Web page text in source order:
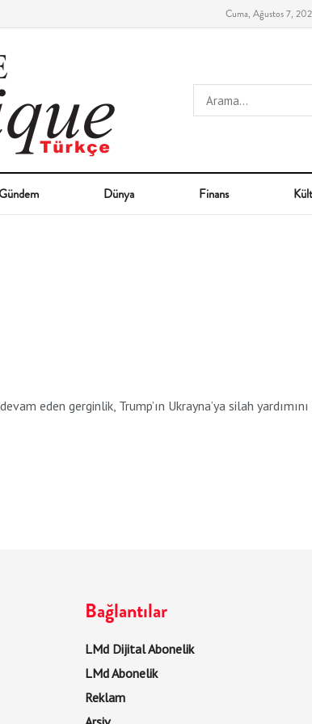
Cuma, Ağustos 7,
Dünya Finans
eden gerginlik, Trump’ın Ukrayna’ya silah
Bağlantılar
LMd Dijital Abonelik
LMd Abonelik
Reklam